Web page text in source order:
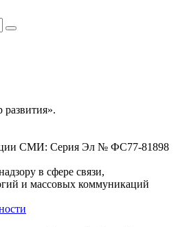
СМИ: Серия Эл № ФС77-81898
в сфере связи,
и массовых коммуникаций